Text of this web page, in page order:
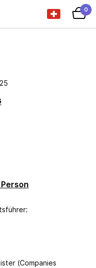
0
(Companies